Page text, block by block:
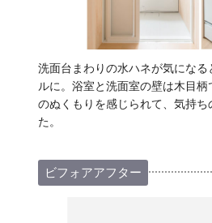
洗面台まわりの水ハネが気にな
ルに。浴室と洗面室の壁は木目
のぬくもりを感じられて、気持ち
た。
ビフォアアフター